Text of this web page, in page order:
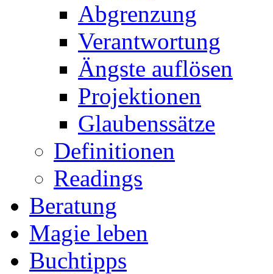
Abgrenzung
Verantwortung
Ängste auflösen
Projektionen
Glaubenssätze
Definitionen
Readings
Beratung
Magie leben
Buchtipps